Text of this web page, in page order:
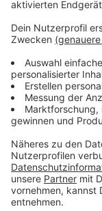
Anzeige
Weitere
Anzeige
DGB zum 1.
Zentrale
wiki - "Tag der
Anzeige